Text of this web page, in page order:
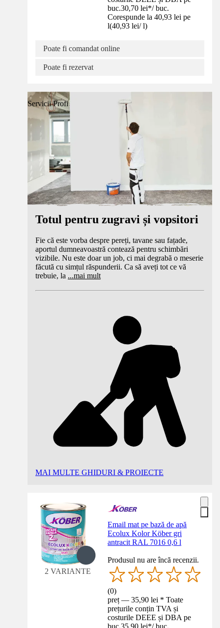
buc.30,70 lei*/ buc.
Corespunde la 40,93 lei pe
l(40,93 lei/ l)
Poate fi comandat online
Poate fi rezervat
Servicii Profi
Totul pentru zugravi și vopsitori
Fie că este vorba despre pereți, tavane sau fațade,
aportul dumneavoastră contează pentru schimbări
vizibile. Nu este doar un job, ci mai degrabă o meserie
făcută cu simțul răspunderii. Ca să aveți tot ce vă
trebuie, la ...mai mult
MAI MULTE GHIDURI & PROIECTE
2 VARIANTE
Email mat pe bază de apă
Ecolux Kolor Köber gri
antracit RAL 7016 0,6 l
Produsul nu are încă recenzii.
(0)
preț — 35,90 lei * Toate
prețurile conțin TVA și
costurile DEEE și DBA pe
buc.35,90 lei*/ buc.